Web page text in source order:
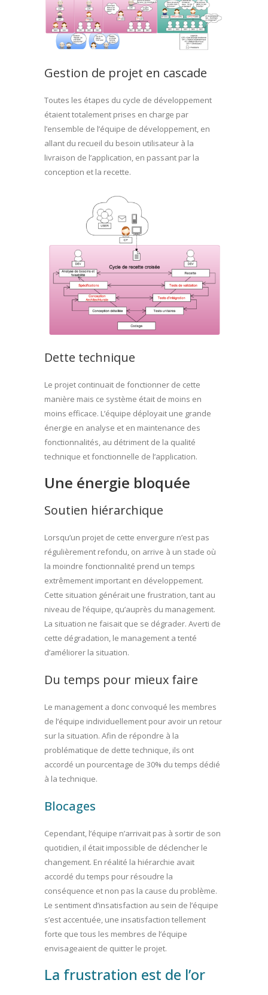
Gestion de projet en cascade
Toutes les étapes du cycle de développement
étaient totalement prises en charge par
l’ensemble de l’équipe de développement, en
allant du recueil du besoin utilisateur à la
livraison de l’application, en passant par la
conception et la recette.
Dette technique
Le projet continuait de fonctionner de cette
manière mais ce système était de moins en
moins efficace. L’équipe déployait une grande
énergie en analyse et en maintenance des
fonctionnalités, au détriment de la qualité
technique et fonctionnelle de l’application.
Une énergie bloquée
Soutien hiérarchique
Lorsqu’un projet de cette envergure n’est pas
régulièrement refondu, on arrive à un stade où
la moindre fonctionnalité prend un temps
extrêmement important en développement.
Cette situation générait une frustration, tant au
niveau de l’équipe, qu’auprès du management.
La situation ne faisait que se dégrader. Averti de
cette dégradation, le management a tenté
d’améliorer la situation.
Du temps pour mieux faire
Le management a donc convoqué les membres
de l’équipe individuellement pour avoir un retour
sur la situation. Afin de répondre à la
problématique de dette technique, ils ont
accordé un pourcentage de 30% du temps dédié
à la technique.
Blocages
Cependant, l’équipe n’arrivait pas à sortir de son
quotidien, il était impossible de déclencher le
changement. En réalité la hiérarchie avait
accordé du temps pour résoudre la
conséquence et non pas la cause du problème.
Le sentiment d’insatisfaction au sein de l’équipe
s’est accentuée, une insatisfaction tellement
forte que tous les membres de l’équipe
envisageaient de quitter le projet.
La frustration est de l’or